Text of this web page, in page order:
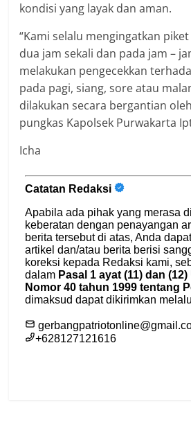
kondisi yang layak dan aman.
“Kami selalu mengingatkan
dua jam sekali dan pada jam –
melakukan pengecekkan
pada pagi, siang, sore atau
dilakukan secara bergantian
pungkas Kapolsek Purwakarta
Icha